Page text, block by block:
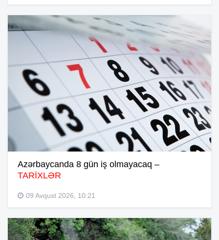
Azərbaycanda 8 gün iş olmayacaq –
TARİXLƏR
09 Avqust 2026, 10:21